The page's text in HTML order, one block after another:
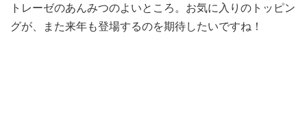
トレーゼのあんみつのよいところ。お気に入りのトッピン
グが、また来年も登場するのを期待したいですね！